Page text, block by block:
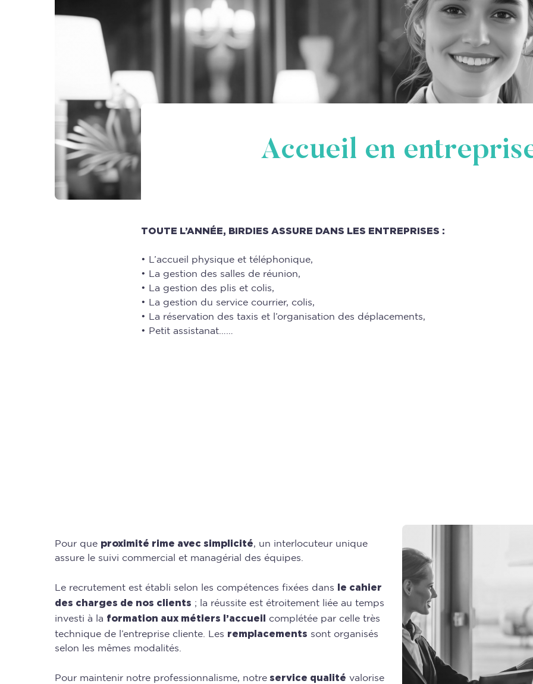
Accueil en
TOUTE L’ANNÉE, BIRDIES ASSURE DANS LES ENTREPRISES :
• L’accueil physique et téléphonique,
• La gestion des salles de réunion,
• La gestion des plis et colis,
• La gestion du service courrier, colis,
• La réservation des taxis et l’organisation des déplacements,
• Petit assistanat……
Pour que proximité rime avec simplicité, un interlocuteur unique
assure le suivi commercial et managérial des équipes.
Le recrutement est établi selon les compétences fixées dans le cahier
des charges de nos clients ; la réussite est étroitement liée au temps
investi à la formation aux métiers l’accueil complétée par celle très
technique de l’entreprise cliente. Les remplacements sont organisés
selon les mêmes modalités.
Pour maintenir notre professionnalisme, notre service qualité valorise